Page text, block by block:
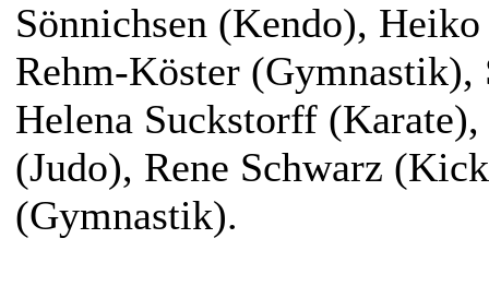
Sönnichsen (Kendo),
Rehm-Köster
Helena Suckstorff
(Judo), Rene Schwarz
(Gymnastik).